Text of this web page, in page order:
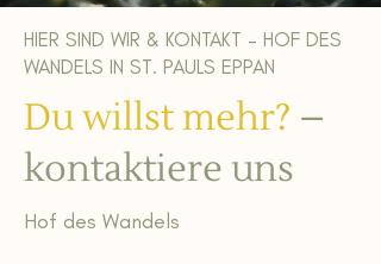
HIER SIND WIR & KONTAKT – HOF DES
WANDELS IN ST. PAULS EPPAN
Du willst mehr? –
kontaktiere uns
Hof des Wandels